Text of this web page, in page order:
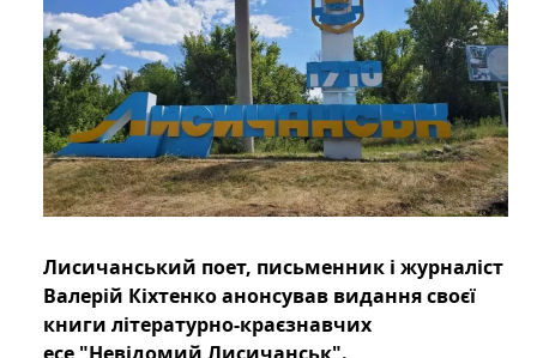
Лисичанський поет, письменник і журналіст
Валерій Кіхтенко анонсував видання своєї
книги літературно-краєзнавчих